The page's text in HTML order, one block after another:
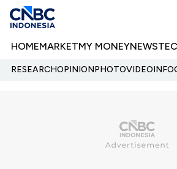
HOMEMARKETMY MONEYNEWS
RESEARCHOPINIONPHOTOVIDEO